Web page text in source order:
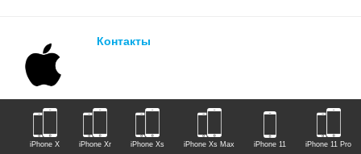
Контакты
iPhone X iPhone Xr iPhone Xs iPhone Xs Max iPhone 11 iPhone 11 Pro